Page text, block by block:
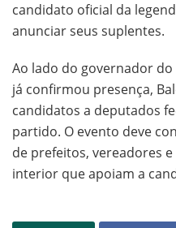
candidato oficial da
anunciar seus suplentes.
Ao lado do governador do
já confirmou presença,
candidatos a deputados
partido. O evento deve
de prefeitos, vereadores
interior que apoiam a